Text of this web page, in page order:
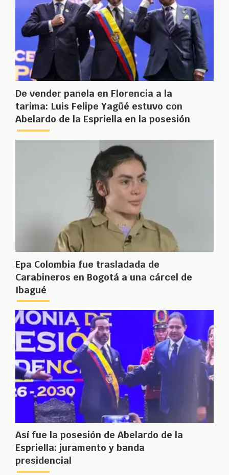
De vender panela en Florencia a la
tarima: Luis Felipe Yagüé estuvo con
Abelardo de la Espriella en la posesión
Epa Colombia fue trasladada de
Carabineros en Bogotá a una cárcel de
Ibagué
Así fue la posesión de Abelardo de la
Espriella: juramento y banda
presidencial